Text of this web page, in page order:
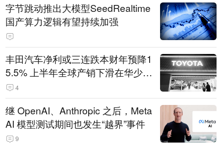
字节跳动推出大模型SeedRealtime
国产算力逻辑有望持续加强
丰田汽车净利或三连跌本财年预降1
5.5% 上半年全球产销下滑在华少卖
14.3万辆
4
继 OpenAI、Anthropic 之后，Meta
AI 模型测试期间也发生“越界”事件
9